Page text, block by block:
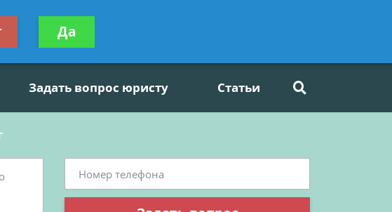
консультацию
бесплатно
Задать вопрос юристу Статьи
Да